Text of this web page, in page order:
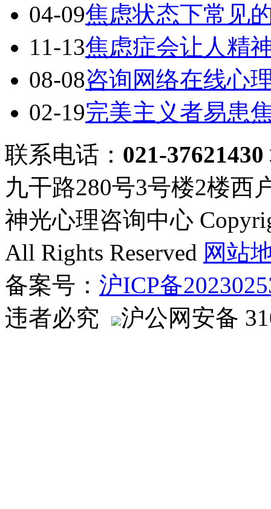
04-09焦虑状态下常见
11-13焦虑症会让人精
08-08咨询网络在线心
02-19完美主义者易患
联系电话： 021-37621430
九干路280号3号楼2楼西
神光心理咨询中心
All Rights Reserved 网站
备案号： 沪ICP备
违者必究
沪公网安备